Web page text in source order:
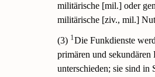
militärische [mil.] oder
militärische [ziv., mil.]
(3) 1Die Funkdienste
primären und sekundären
unterschieden; sie sind in